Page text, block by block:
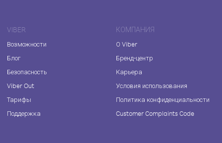
VIBER
Возможности
Блог
Безопасность
Viber Out
Тарифы
Поддержка
КОМПАНИЯ
О Viber
Бренд-центр
Карьера
Условия использования
Политика конфиденциальности
Customer Complaints Code